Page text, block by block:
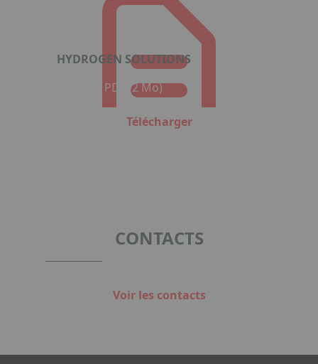
HYDROGEN SOLUTIONS
Format : PDF (2 Mo)
Télécharger
CONTACTS
Voir les contacts